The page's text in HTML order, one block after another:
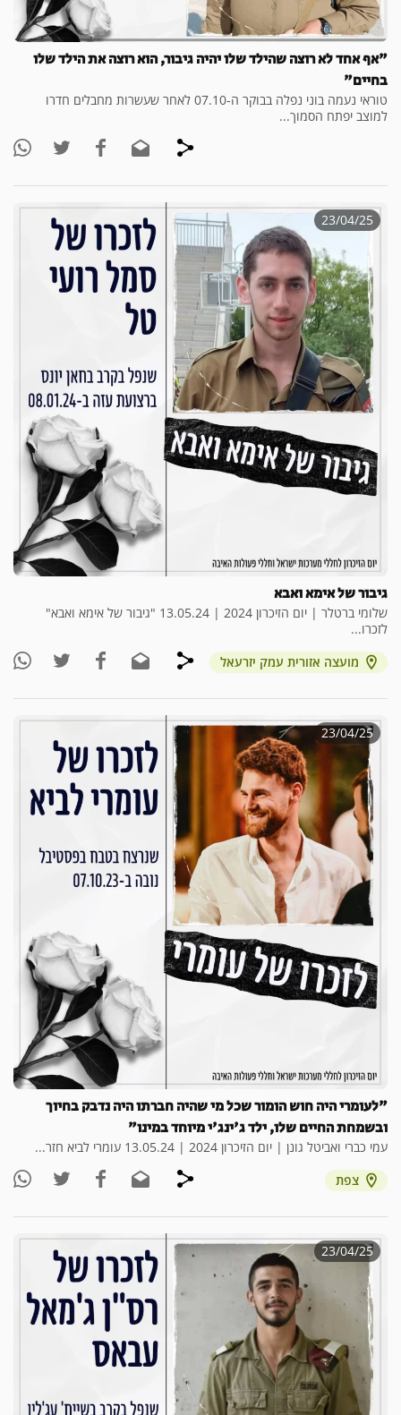
"אף אחד לא רוצה שהילד שלו יהיה גיבור, הוא רוצה את הילד שלו
בחיים"
טוראי נעמה בוני נפלה בבוקר ה-07.10 לאחר שעשרות מחבלים חדרו
למוצב יפתח הסמוך...
23/04/25
גיבור של אימא ואבא
שלומי ברטלר | יום הזיכרון 2024 | 13.05.24 "גיבור של אימא ואבא"
לזכרו...
מועצה אזורית עמק יזרעאל
23/04/25
"לעומרי היה חוש הומור שכל מי שהיה חברתו היה נדבק בחיוך
ובשמחת החיים שלו, ילד ג'ינג'י מיוחד במינו"
עמי כברי ואביטל גונן | יום הזיכרון 2024 | 13.05.24 עומרי לביא חזר...
צפת
23/04/25